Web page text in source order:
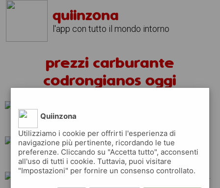
quiinzona
l'app con tutto il mondo intorno
prezzi carburante
codrongianos oggi
repsol ip erg
Quiinzona
Utilizziamo i cookie per offrirti l'esperienza di
navigazione più pertinente, ricordando le tue
preferenze. Cliccando su "Accetta tutto", acconsenti
all'uso di tutti i cookie. Tuttavia, puoi visitare
"Impostazioni" per fornire un consenso controllato.